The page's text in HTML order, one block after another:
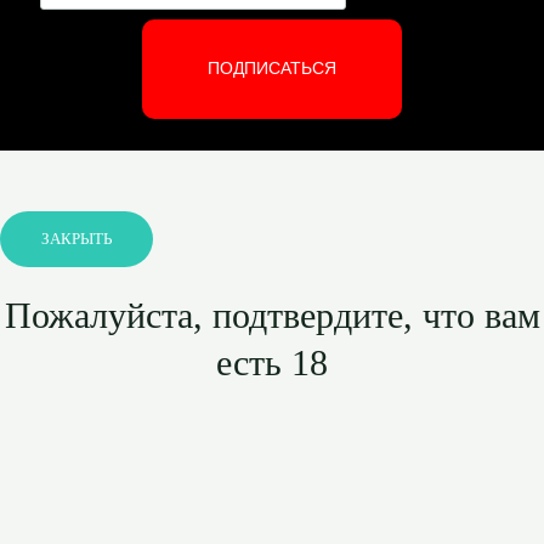
ПОДПИСАТЬСЯ
ЗАКРЫТЬ
Пожалуйста, подтвердите, что вам
есть 18